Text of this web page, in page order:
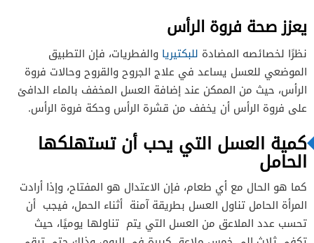
يعزز صحة فروة الرأس
نظرًا لخصائصه المضادة للبكتيريا والفطريات، فإن التطبيق
الموضعي للعسل يساعد في علاج الجروح والقروح وحالات فروة
الرأس، حيث من الممكن عند إضافة العسل المخفف بالماء الدافئ
على فروة الرأس أن يخفف من قشرة الرأس وحكة فروة الرأس.
كمية العسل التي يحب أن تستهلكها
الحامل
كما هو الحال مع أي طعام، فإن الاعتدال هو المفتاح، وإذا أرادت
المرأة الحامل تناول العسل بطريقة آمنة أثناء الحمل، فيجب أن
تحسب عدد الملاعق من العسل التي يتم تناولها يوميًا، حيث